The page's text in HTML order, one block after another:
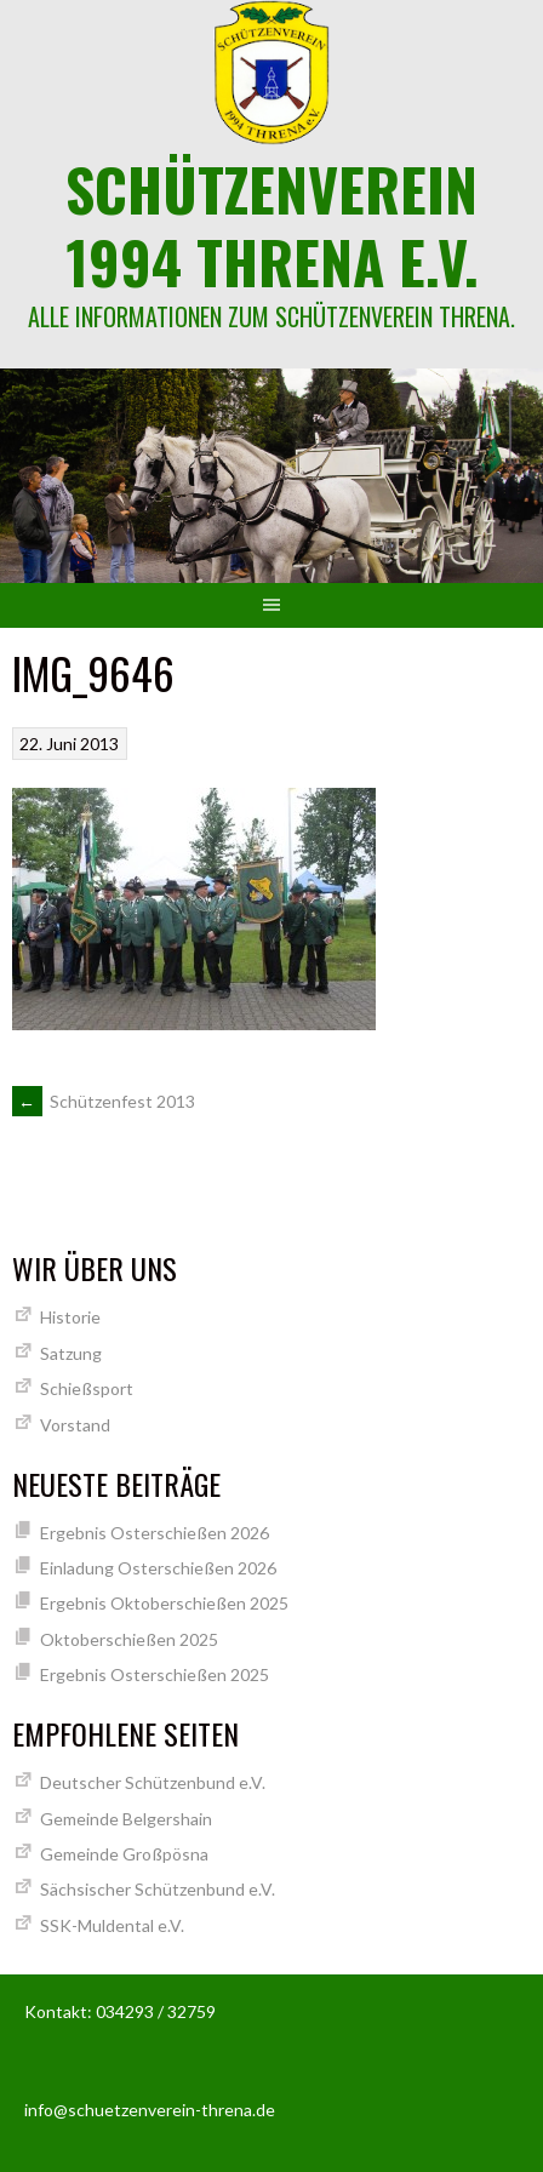
SCHÜTZENVEREIN
1994 THRENA E.V.
ALLE INFORMATIONEN ZUM SCHÜTZENVEREIN THRENA.
IMG_9646
22. Juni 2013
ARTIKEL-
← Schützenfest 2013
WIR ÜBER UNS
Historie
Satzung
Schießsport
Vorstand
NEUESTE BEITRÄGE
Ergebnis Osterschießen 2026
Einladung Osterschießen 2026
Ergebnis Oktoberschießen 2025
Oktoberschießen 2025
Ergebnis Osterschießen 2025
EMPFOHLENE SEITEN
Deutscher Schützenbund e.V.
Gemeinde Belgershain
Gemeinde Großpösna
Sächsischer Schützenbund e.V.
SSK-Muldental e.V.
Kontakt: 034293 / 32759
info@schuetzenverein-threna.de